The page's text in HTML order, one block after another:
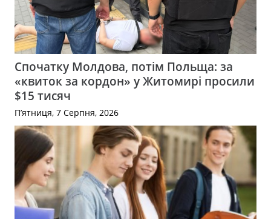
Спочатку Молдова, потім Польща: за
«квиток за кордон» у Житомирі просили
$15 тисяч
П’ятниця, 7 Серпня, 2026